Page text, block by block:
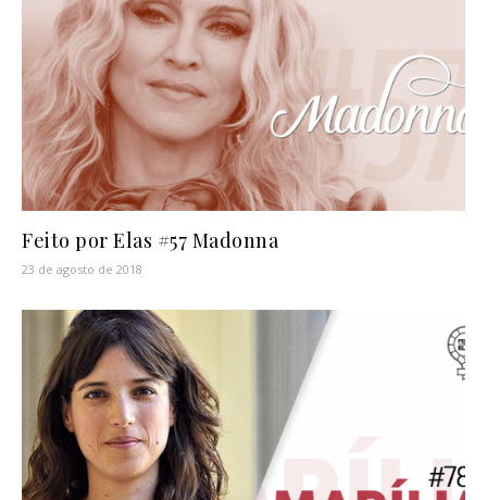
Feito por Elas #57 Madonna
23 de agosto de 2018